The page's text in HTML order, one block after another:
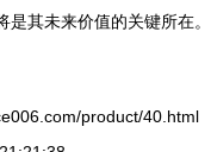
其未来价值的关键所在。
product/40.html